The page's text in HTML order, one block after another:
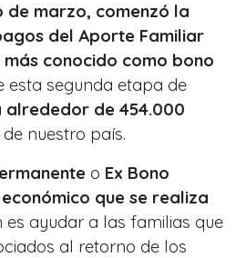
de marzo, comenzó la
del Aporte Familiar
conocido como bono
esta segunda etapa de
de 454.000
nuestro país.
o Ex Bono
que se realiza
es ayudar a las familias que
al retorno de los